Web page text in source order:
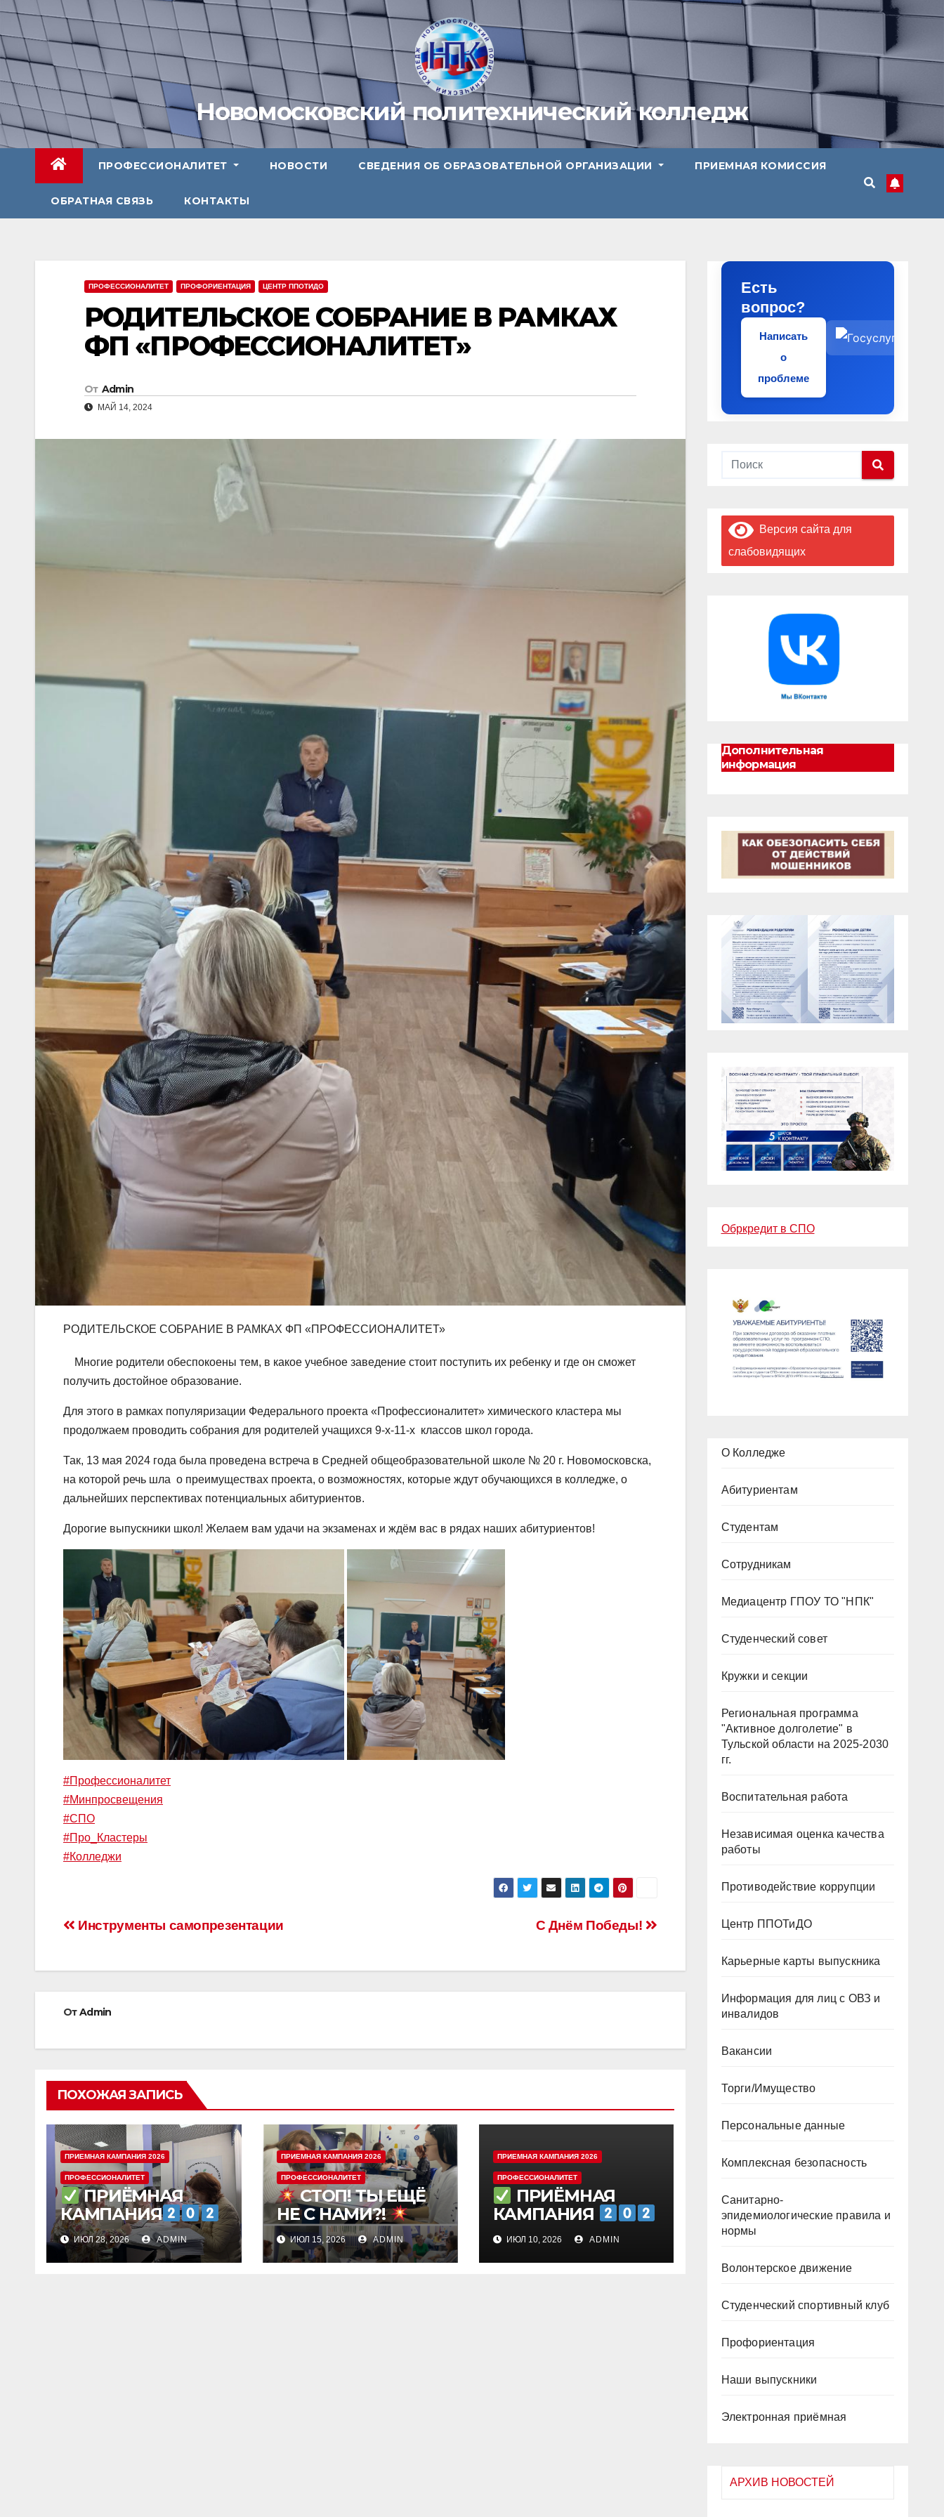
Перейти
содержимому
Новомосковский политехнический колледж
ПРОФЕССИОНАЛИТЕТ НОВОСТИ СВЕДЕНИЯ ОБ ОБРАЗОВАТЕЛЬНОЙ ОРГАНИЗАЦИИ ПРИЕМНАЯ КОМИССИЯ
ОБРАТНАЯ СВЯЗЬ КОНТАКТЫ
ПРОФЕССИОНАЛИТЕТ ПРОФОРИЕНТАЦИЯ ЦЕНТР ППОТИДО
РОДИТЕЛЬСКОЕ СОБРАНИЕ В РАМКАХ
ФП «ПРОФЕССИОНАЛИТЕТ»
От Admin
МАЙ 14, 2024
РОДИТЕЛЬСКОЕ СОБРАНИЕ В РАМКАХ ФП «ПРОФЕССИОНАЛИТЕТ»
Многие родители обеспокоены тем, в какое учебное заведение стоит поступить их ребенку и где он сможет
получить достойное образование.
Для этого в рамках популяризации Федерального проекта «Профессионалитет» химического кластера мы
продолжаем проводить собрания для родителей учащихся 9-х-11-х классов школ города.
Так, 13 мая 2024 года была проведена встреча в Средней общеобразовательной школе № 20 г. Новомосковска,
на которой речь шла о преимуществах проекта, о возможностях, которые ждут обучающихся в колледже, о
дальнейших перспективах потенциальных абитуриентов.
Дорогие выпускники школ! Желаем вам удачи на экзаменах и ждём вас в рядах наших абитуриентов!
#Профессионалитет
#Минпросвещения
#СПО
#Про_Кластеры
#Колледжи
Навигация
С Днём Победы!
Инструменты самопрезентации
ОтAdmin
ПОХОЖАЯ ЗАПИСЬ
ПРИЕМНАЯ КАМПАНИЯ 2026
ПРОФЕССИОНАЛИТЕТ
ПРИЁМНАЯ
КАМПАНИЯ
ИЮЛ 28, 2026 ADMIN
ПРИЕМНАЯ КАМПАНИЯ 2026
ПРОФЕССИОНАЛИТЕТ
СТОП! ТЫ ЕЩЁ
НЕ С НАМИ?!
ИЮЛ 15, 2026 ADMIN
ПРИЕМНАЯ КАМПАНИЯ 2026
ПРОФЕССИОНАЛИТЕТ
ПРИЁМНАЯ
КАМПАНИЯ
ИЮЛ 10, 2026 ADMIN
Есть
вопрос?
Написать
о
проблеме
Версия сайта для
слабовидящих
Дополнительная
информация
Обркредит в СПО
О Колледже
Абитуриентам
Студентам
Сотрудникам
Медиацентр ГПОУ ТО "НПК"
Студенческий совет
Кружки и секции
Региональная программа
"Активное долголетие" в
Тульской области на 2025-2030
гг.
Воспитательная работа
Независимая оценка качества
работы
Противодействие коррупции
Центр ППОТиДО
Карьерные карты выпускника
Информация для лиц с ОВЗ и
инвалидов
Вакансии
Торги/Имущество
Персональные данные
Комплексная безопасность
Санитарно-
эпидемиологические правила и
нормы
Волонтерское движение
Студенческий спортивный клуб
Профориентация
Наши выпускники
Электронная приёмная
АРХИВ НОВОСТЕЙ